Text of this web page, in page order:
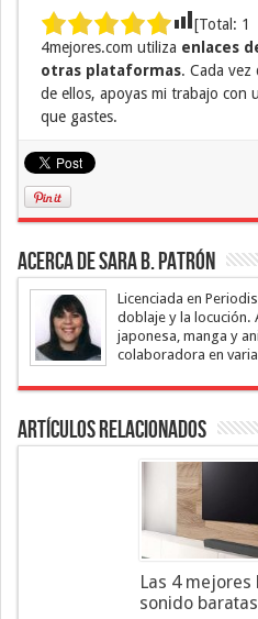
[Total: 1
4mejores.com utiliza enlaces
otras plataformas. Cada vez
de ellos, apoyas mi trabajo con
que gastes.
Acerca de Sara B. Patrón
Licenciada en
doblaje y la locución.
japonesa, manga y
colaboradora en
Artículos Relacionados
Las 4 mejores
sonido baratas